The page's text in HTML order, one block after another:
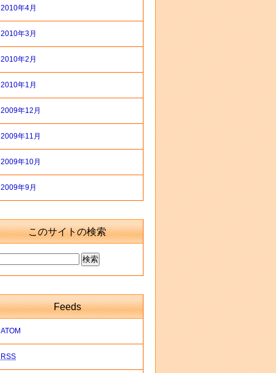
2010年4月
2010年3月
2010年2月
2010年1月
2009年12月
2009年11月
2009年10月
2009年9月
このサイトの検索
Feeds
ATOM
RSS